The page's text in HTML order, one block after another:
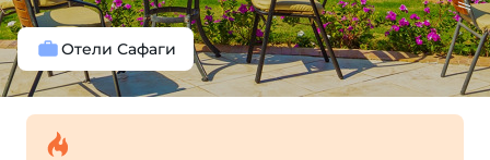
Отели Сафаги